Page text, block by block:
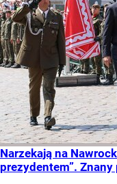
Narzekają na
prezydentem”.